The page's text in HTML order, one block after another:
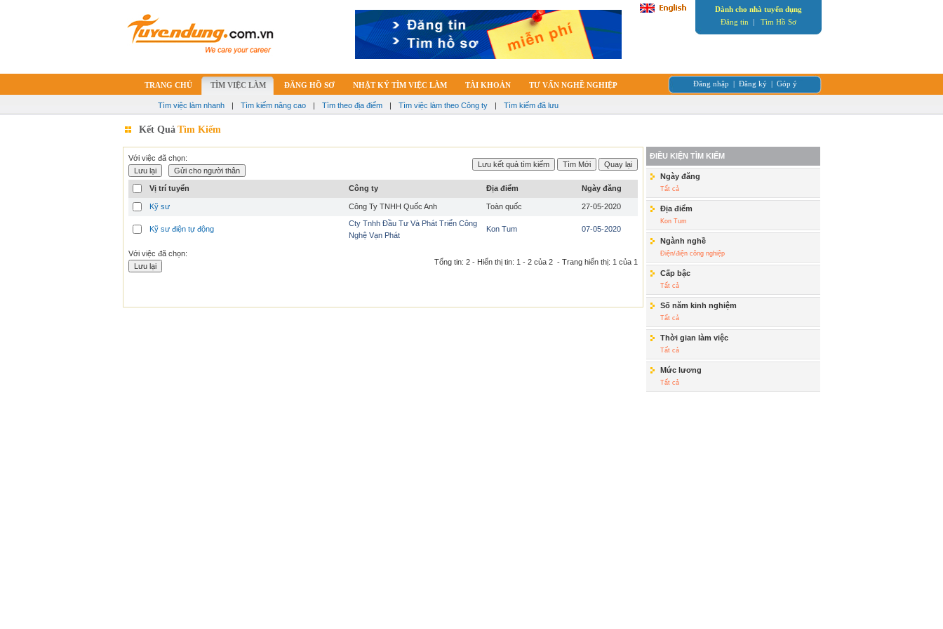
Dành cho nhà tuyển dụng
Đăng tin | Tìm Hồ Sơ
TRANG CHỦ TÌM VIỆC LÀM ĐĂNG HỒ SƠ NHẬT KÝ TÌM VIỆC LÀM TÀI KHOẢN TƯ VẤN NGHỀ NGHIỆP Đăng nhập | Đăng ký | Góp ý
Tìm việc làm nhanh | Tìm kiếm nâng cao | Tìm theo địa điểm | Tìm việc làm theo Công ty | Tìm kiếm đã lưu
Kết Quả Tìm Kiếm
Với việc đã chọn:
Vị trí tuyển Công ty Địa điểm Ngày đăng
Kỹ sư Công Ty TNHH Quốc Anh Toàn quốc 27-05-2020
Kỹ sư điện tự động
Cty Tnhh Đầu Tư Và Phát Triển Công
Nghệ Vạn Phát
Kon Tum 07-05-2020
Với việc đã chọn:
Tổng tin: 2 - Hiển thị tin: 1 - 2 của 2 - Trang hiển thị: 1 của 1
ĐIỀU KIỆN TÌM KIẾM
Ngày đăng
Tất cả
Địa điểm
Kon Tum
Ngành nghề
Điện/điện công nghiệp
Cấp bậc
Tất cả
Số năm kinh nghiệm
Tất cả
Thời gian làm việc
Tất cả
Mức lương
Tất cả